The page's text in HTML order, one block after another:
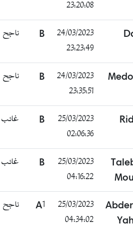
24/03/2023
B ناجح
24/03/2023
B ناجح
25/03/2023
B غائب
25/03/2023
04:16:22
B غائب
25/03/2023
04:34:02
A1 ناجح